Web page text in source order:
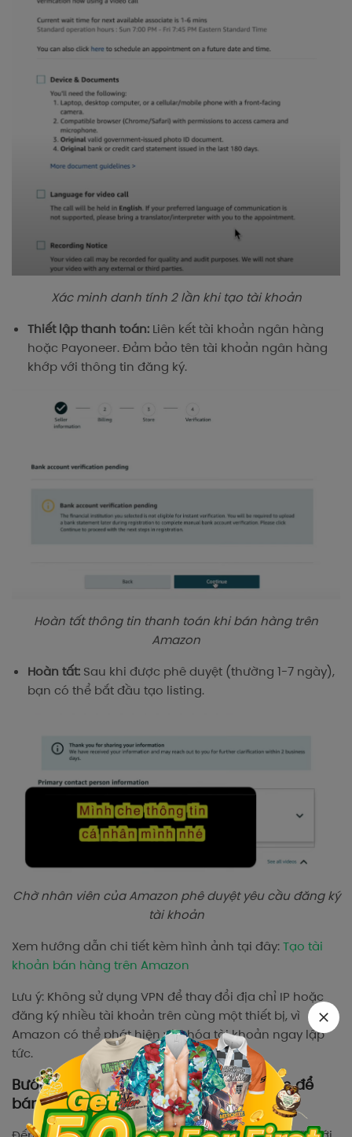
Xác minh danh tính 2 lần khi tạo tài khoản
Thiết lập thanh toán: Liên kết tài khoản ngân hàng
hoặc Payoneer. Đảm bảo tên tài khoản ngân hàng
khớp với thông tin đăng ký.
Hoàn tất thông tin thanh toán khi bán hàng trên
Amazon
Hoàn tất: Sau khi được phê duyệt (thường 1-7 ngày),
bạn có thể bắt đầu tạo listing.
Chờ nhân viên của Amazon phê duyệt yêu cầu đăng ký
tài khoản
Xem hướng dẫn chi tiết kèm hình ảnh tại đây:Tạo tài
khoản bán hàng trên Amazon
Lưu ý: Không sử dụng VPN để thay đổi địa chỉ IP hoặc
đăng ký nhiều tài khoản trên cùng một thiết bị, vì
Amazon có thể phát hiện và khóa tài khoản ngay lập
tức.
Bước 2: Nghiên cứu và chọn sản phẩm để
bán